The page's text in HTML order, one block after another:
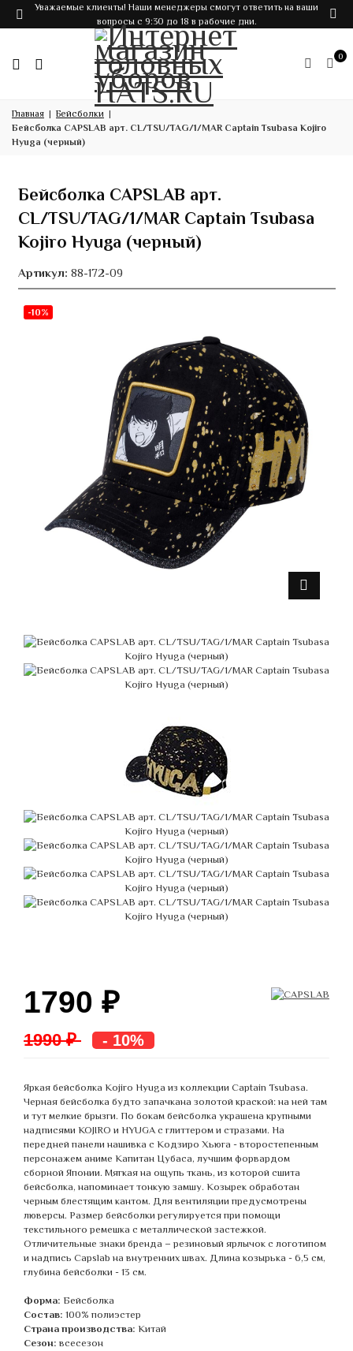
Уважаемые клиенты! Наши менеджеры смогут ответить на ваши
вопросы с 9:30 до 18 в рабочие дни.
0
Главная
Бейсболки
Бейсболка CAPSLAB арт. CL/TSU/TAG/1/MAR Captain Tsubasa Kojiro
Hyuga (черный)
Бейсболка CAPSLAB арт.
CL/TSU/TAG/1/MAR Captain Tsubasa
Kojiro Hyuga (черный)
Артикул: 88-172-09
-10%
1790 ₽
1990 ₽ - 10%
Яркая бейсболка Kojiro Hyuga из коллекции Captain Tsubasa.
Черная бейсболка будто запачкана золотой краской: на ней там
и тут мелкие брызги. По бокам бейсболка украшена крупными
надписями KOJIRO и HYUGA с глиттером и стразами. На
передней панели нашивка с Кодзиро Хьюга - второстепенным
персонажем аниме Капитан Цубаса, лучшим форвардом
сборной Японии. Мягкая на ощупь ткань, из которой сшита
бейсболка, напоминает тонкую замшу. Козырек обработан
черным блестящим кантом. Для вентиляции предусмотрены
люверсы. Размер бейсболки регулируется при помощи
текстильного ремешка с металлической застежкой.
Отличительные знаки бренда – резиновый ярлычок с логотипом
и надпись Capslab на внутренних швах. Длина козырька - 6,5 см,
глубина бейсболки - 13 см.
Форма: Бейсболка
Состав: 100% полиэстер
Страна производства: Китай
Сезон: всесезон